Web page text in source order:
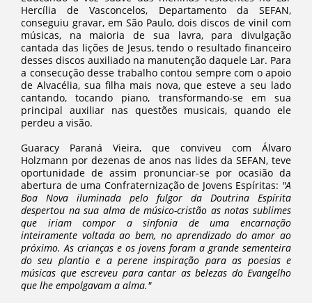
Hercília de Vasconcelos, Departamento da SEFAN,
conseguiu gravar, em São Paulo, dois discos de vinil com
músicas, na maioria de sua lavra, para divulgação
cantada das lições de Jesus, tendo o resultado financeiro
desses discos auxiliado na manutenção daquele Lar. Para
a consecução desse trabalho contou sempre com o apoio
de Alvacélia, sua filha mais nova, que esteve a seu lado
cantando, tocando piano, transformando-se em sua
principal auxiliar nas questões musicais, quando ele
perdeu a visão.
Guaracy Paraná Vieira, que conviveu com Álvaro
Holzmann por dezenas de anos nas lides da SEFAN, teve
oportunidade de assim pronunciar-se por ocasião da
abertura de uma Confraternização de Jovens Espíritas: "A
Boa Nova iluminada pelo fulgor da Doutrina Espírita
despertou na sua alma de músico-cristão as notas sublimes
que iriam compor a sinfonia de uma encarnação
inteiramente voltada ao bem, no aprendizado do amor ao
próximo. As crianças e os jovens foram a grande sementeira
do seu plantio e a perene inspiração para as poesias e
músicas que escreveu para cantar as belezas do Evangelho
que lhe empolgavam a alma."